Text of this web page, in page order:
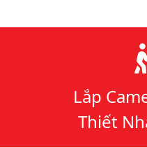
Lý do chọn
Lắp
Thiết